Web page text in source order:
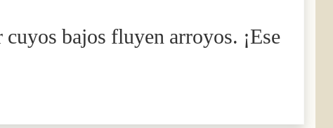
bajos fluyen arroyos. ¡Ese